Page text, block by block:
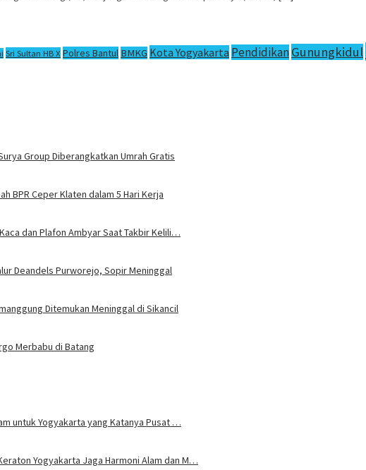
Sri Sultan HB X Polres Bantul BMKG Kota Yogyakarta PendidikanGunungkidul
Group Diberangkatkan Umrah Gratis
BPR Ceper Klaten dalam 5 Hari Kerja
dan Plafon Ambyar Saat Takbir Kelili…
Deandels Purworejo, Sopir Meninggal
Ditemukan Meninggal di Sikancil
Merbabu di Batang
untuk Yogyakarta yang Katanya Pusat …
Yogyakarta Jaga Harmoni Alam dan M…